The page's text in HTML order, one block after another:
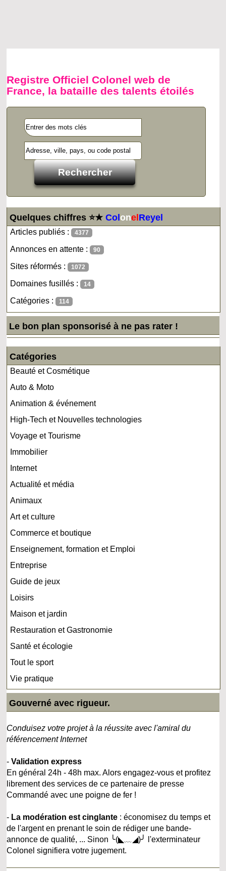
Registre Officiel Colonel web de
France, la bataille des talents étoilés
Quelques chiffres ⭐★ColonelReyel
Articles publiés : 4377
Annonces en attente : 90
Sites réformés : 1072
Domaines fusillés : 14
Catégories : 114
Le bon plan sponsorisé à ne pas rater !
Catégories
Beauté et Cosmétique
Auto & Moto
Animation & événement
High-Tech et Nouvelles technologies
Voyage et Tourisme
Immobilier
Internet
Actualité et média
Animaux
Art et culture
Commerce et boutique
Enseignement, formation et Emploi
Entreprise
Guide de jeux
Loisirs
Maison et jardin
Restauration et Gastronomie
Santé et écologie
Tout le sport
Vie pratique
Gouverné avec rigueur.
Conduisez votre projet à la réussite avec l'amiral du
référencement Internet
-Validation express
En général 24h - 48h max. Alors engagez-vous et profitez
librement des services de ce partenaire de presse
Commandé avec une poigne de fer !
- La modération est cinglante : économisez du temps et
de l'argent en prenant le soin de rédiger une bande-
annonce de qualité, ... Sinon ╰(◣﹏◢)╯ l'exterminateur
Colonel signifiera votre jugement.